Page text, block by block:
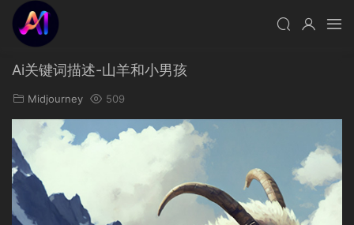
Ai关键词描述-山羊和小男孩
Midjourney 509